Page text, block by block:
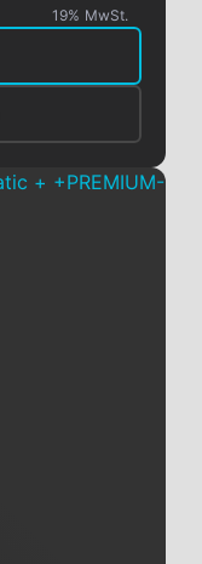
19% MwSt.